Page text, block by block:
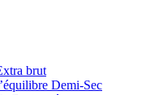
brut
Demi-Sec